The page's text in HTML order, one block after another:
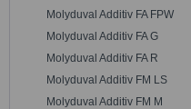
Molyduval Additiv FA FPW
Molyduval Additiv FA G
Molyduval Additiv FA R
Molyduval Additiv FM LS
Molyduval Additiv FM M